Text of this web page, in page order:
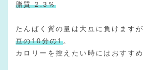
脂質 2.3％
たんぱく質の量は大豆に負けますが
豆の10分の1。
カロリーを控えたい時にはおすすめ